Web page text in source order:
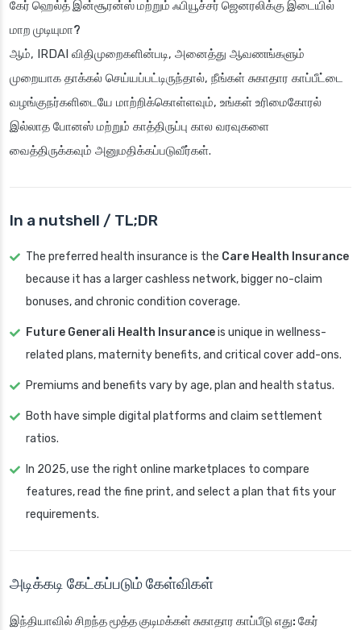
கேர் ஹெல்த் இன்சூரன்ஸ் மற்றும் ஃபியூச்சர் ஜெனரலிக்கு இடையில்
மாற முடியுமா?
ஆம், IRDAI விதிமுறைகளின்படி, அனைத்து ஆவணங்களும்
முறையாக தாக்கல் செய்யப்பட்டிருந்தால், நீங்கள் சுகாதார காப்பீட்டை
வழங்குநர்களிடையே மாற்றிக்கொள்ளவும், உங்கள் உரிமைகோரல்
இல்லாத போனஸ் மற்றும் காத்திருப்பு கால வரவுகளை
வைத்திருக்கவும் அனுமதிக்கப்படுவீர்கள்.
In a nutshell / TL;DR
The preferred health insurance is the Care Health Insurance
because it has a larger cashless network, bigger no-claim
bonuses, and chronic condition coverage.
Future Generali Health Insuranceis unique in wellness-
related plans, maternity benefits, and critical cover add-ons.
Premiums and benefits vary by age, plan and health status.
Both have simple digital platforms and claim settlement
ratios.
In 2025, use the right online marketplaces to compare
features, read the fine print, and select a plan that fits your
requirements.
அடிக்கடி கேட்கப்படும் கேள்விகள்
இந்தியாவில் சிறந்த மூத்த குடிமக்கள் சுகாதார காப்பீடு எது: கேர்